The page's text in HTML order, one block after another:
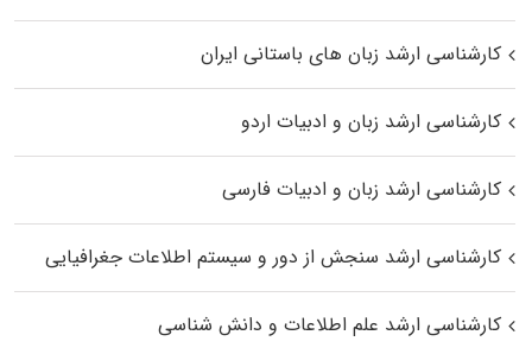
کارشناسی ارشد زبان‌ های باستانی ایران
کارشناسی ارشد زبان و ادبیات اردو
کارشناسی ارشد زبان و ادبیات فارسی
کارشناسی ارشد سنجش از دور و سیستم اطلاعات جغرافیایی
کارشناسی ارشد علم اطلاعات و دانش شناسی